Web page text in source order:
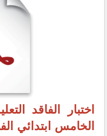
اختبار الفاقد
الخامس ابتدائي